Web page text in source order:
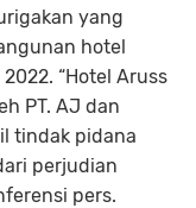
yang
hotel
“Hotel Aruss
PT. AJ dan
tindak pidana
perjudian
pers.